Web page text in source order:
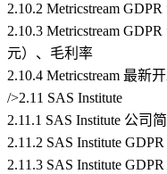
2.10.2 Metricstream
2.10.3 Metricstream
元）、毛利率
2.10.4 Metricstream 最新
/>2.11 SAS Institute
2.11.1 SAS Institute 公司
2.11.2 SAS Institute
2.11.3 SAS Institute